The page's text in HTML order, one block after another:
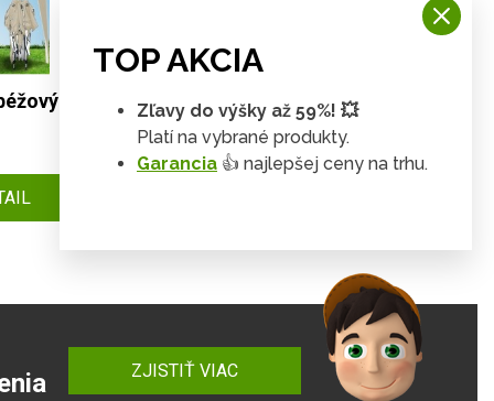
ZJISTIŤ VIAC
TOP AKCIA
Zľavy do výšky až 59%! 💥
Platí na vybrané produkty.
Garancia 👍 najlepšej ceny na trhu.